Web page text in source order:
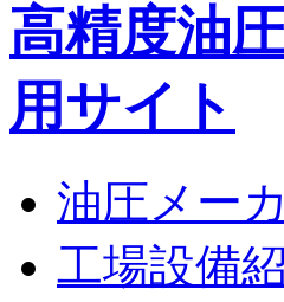
高精度油
用サイト
油圧メー
工場設備